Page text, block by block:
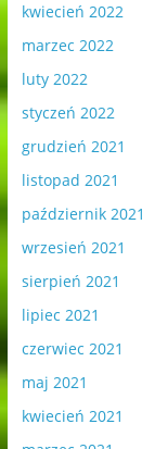
kwiecień 2022
marzec 2022
luty 2022
styczeń 2022
grudzień 2021
listopad 2021
październik 2021
wrzesień 2021
sierpień 2021
lipiec 2021
czerwiec 2021
maj 2021
kwiecień 2021